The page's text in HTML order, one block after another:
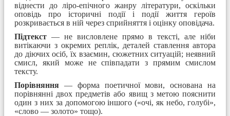
віднести до ліро-епічного жанру літератури, оскільки
оповідь про історичні події і події життя героїв
розкривається в ній через сприйняття і оцінку оповідача.
Підтекст — не висловлене прямо в тексті, але ніби
витікаючи з окремих реплік, деталей ставлення автора
до діючих осіб, їх взаємин, сюжетних ситуацій; неявний
смисл, який може не співпадати з прямим смислом
тексту.
Порівняння — форма поетичної мови, основана на
порівнянні двох предметів або явищ з метою пояснити
один з них за допомогою іншого («очі, як небо, голубі»,
«слово — золото» тощо).